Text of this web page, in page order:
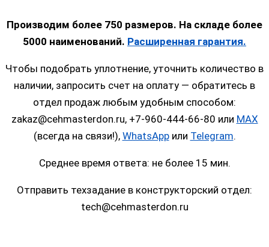
Производим более 750 размеров. На складе более
5000 наименований. Расширенная гарантия.
Чтобы подобрать уплотнение, уточнить количество в
наличии, запросить счет на оплату — обратитесь в
отдел продаж любым удобным способом:
zakaz@cehmasterdon.ru, +7-960-444-66-80 или MAX
(всегда на связи!), WhatsAppили Telegram.
Среднее время ответа: не более 15 мин.
Отправить техзадание в конструкторский отдел:
tech@cehmasterdon.ru